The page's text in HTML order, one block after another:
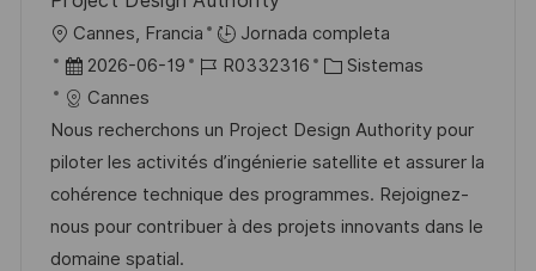
l
i
c
a
c
i
ó
n
U
b
c
a
c
i
ó
Cannes, Francia
Jornada completa
F
e
c
h
a
d
e
2026-06-19
I
d
e
e
m
R0332316
C
t
e
g
o
Sistemas
Cannes
Nous recherchons un Project Design Authority pour
piloter les activités d’ingénierie satellite et assurer la
cohérence technique des programmes. Rejoignez-
nous pour contribuer à des projets innovants dans le
domaine spatial.